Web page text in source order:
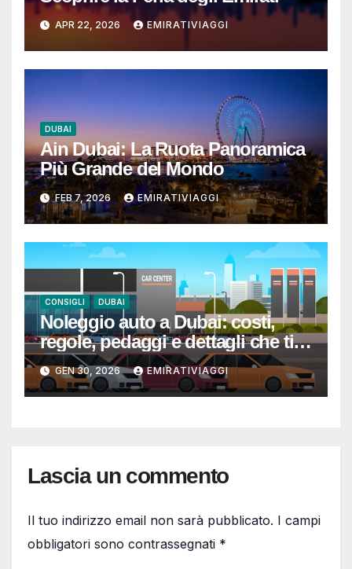
APR 22, 2026 EMIRATIVIAGGI
DUBAI
Ain Dubai: La Ruota Panoramica
Più Grande del Mondo
FEB 7, 2026 EMIRATIVIAGGI
CONSIGLI DUBAI
Noleggio auto a Dubai: costi,
regole, pedaggi e dettagli che ti
evitano sorprese
GEN 30, 2026 EMIRATIVIAGGI
Lascia un commento
Il tuo indirizzo email non sarà pubblicato. I campi
obbligatori sono contrassegnati *